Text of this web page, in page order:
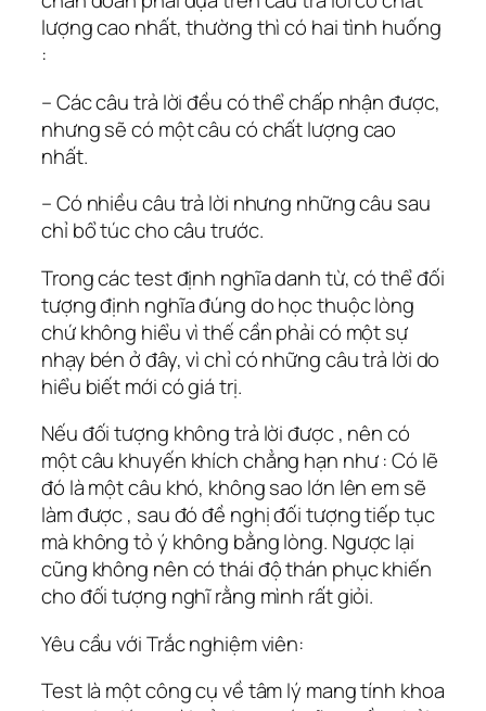
lượng cao nhất, thường thì có hai tình huống
:
– Các câu trả lời đều có thể chấp nhận được,
nhưng sẽ có một câu có chất lượng cao
nhất.
– Có nhiều câu trả lời nhưng những câu sau
chỉ bổ túc cho câu trước.
Trong các test định nghĩa danh từ, có thể đối
tượng định nghĩa đúng do học thuộc lòng
chứ không hiểu vì thế cần phải có một sự
nhạy bén ở đây, vì chỉ có những câu trả lời do
hiểu biết mới có giá trị.
Nếu đối tượng không trả lời được , nên có
một câu khuyến khích chẳng hạn như : Có lẽ
đó là một câu khó, không sao lớn lên em sẽ
làm được , sau đó đề nghị đối tượng tiếp tục
mà không tỏ ý không bằng lòng. Ngược lại
cũng không nên có thái độ thán phục khiến
cho đối tượng nghĩ rằng mình rất giỏi.
Yêu cầu với Trắc nghiệm viên:
Test là một công cụ về tâm lý mang tính khoa